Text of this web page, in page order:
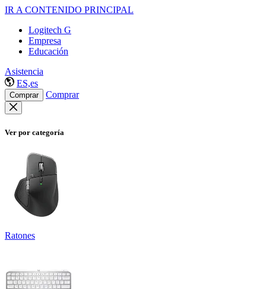
IR A CONTENIDO PRINCIPAL
Logitech G
Empresa
Educación
Asistencia
ES,es
Comprar Comprar
Ver por categoría
Ratones